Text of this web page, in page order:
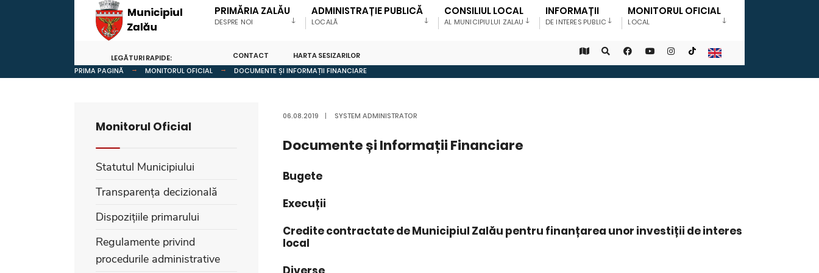
PRIMĂRIA ZALĂU
DESPRE NOI
ADMINISTRAȚIE PUBLICĂ
LOCALĂ
CONSILIUL LOCAL
AL MUNICIPIULUI ZALAU
INFORMAȚII
DE INTERES PUBLIC
MONITORUL OFICIAL
LOCAL
LEGĂTURI RAPIDE: CONTACT
HARTA SESIZARILOR
PRIMA PAGINĂ
MONITORUL OFICIAL DOCUMENTE ȘI INFORMAȚII FINANCIARE
06.08.2019 | SYSTEM ADMINISTRATOR
Documente și Informații Financiare
Bugete
Execuții
Credite contractate de Municipiul Zalău pentru finanțarea unor investiții de interes
local
Monitorul Oficial
Statutul Municipiului
Transparența decizională
Dispozițiile primarului
Regulamente privind
procedurile administrative